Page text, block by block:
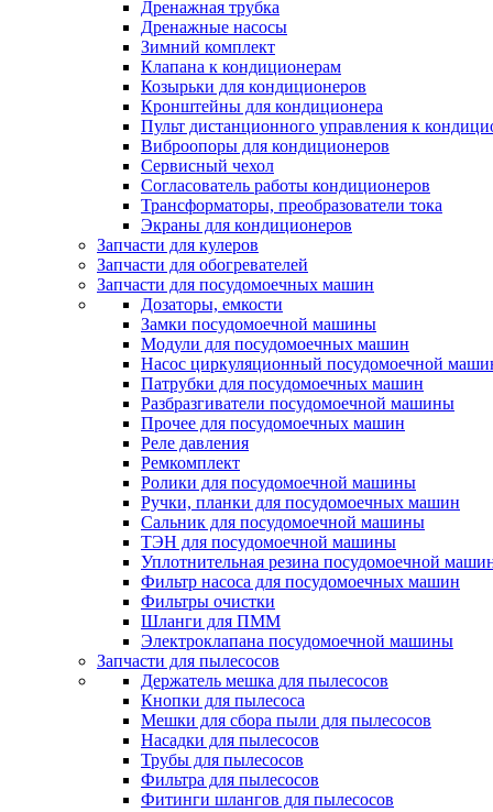
Дренажная трубка
Дренажные насосы
Зимний комплект
Клапана к кондиционерам
Козырьки для кондиционеров
Кронштейны для кондиционера
Пульт дистанционного управления к
Виброопоры для кондиционеров
Сервисный чехол
Согласователь работы кондиционеров
Трансформаторы, преобразователи тока
Экраны для кондиционеров
Запчасти для кулеров
Запчасти для обогревателей
Запчасти для посудомоечных машин
Дозаторы, емкости
Замки посудомоечной машины
Модули для посудомоечных машин
Насос циркуляционный посудомоечной
Патрубки для посудомоечных машин
Разбразгиватели посудомоечной машины
Прочее для посудомоечных машин
Реле давления
Ремкомплект
Ролики для посудомоечной машины
Ручки, планки для посудомоечных машин
Сальник для посудомоечной машины
ТЭН для посудомоечной машины
Уплотнительная резина посудомоечной
Фильтр насоса для посудомоечных машин
Фильтры очистки
Шланги для ПММ
Электроклапана посудомоечной машины
Запчасти для пылесосов
Держатель мешка для пылесосов
Кнопки для пылесоса
Мешки для сбора пыли для пылесосов
Насадки для пылесосов
Трубы для пылесосов
Фильтра для пылесосов
Фитинги шлангов для пылесосов